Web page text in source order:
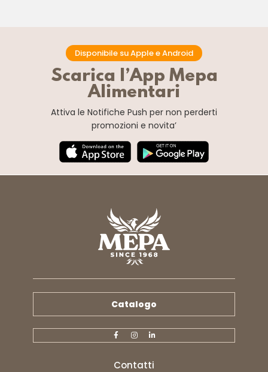
Disponibile su Apple e Android
Scarica l’App Mepa
Alimentari
Attiva le Notifiche Push per non perderti
promozioni e novita’
Catalogo
Contatti